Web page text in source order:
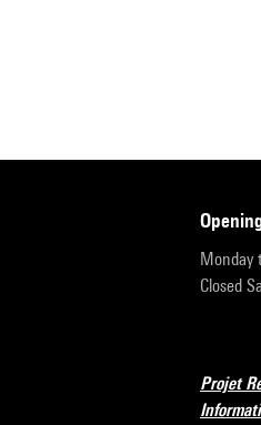
Monday
Closed
Projet